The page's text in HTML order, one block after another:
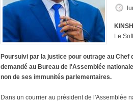
Le
Poursuivi par la justice pour outrage au
demandé au Bureau de l'Assemblée
non de ses immunités parlementaires.
Dans un courrier au président de l'Assemblée